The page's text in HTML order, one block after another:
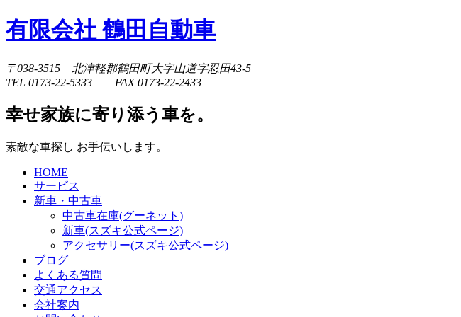
有限会社 鶴田自動車
〒038-3515 北津軽郡鶴田町大字山道字忍田43-5
TEL 0173-22-5333 FAX 0173-22-2433
幸せ家族に寄り添う車を。
素敵な車探し お手伝いします。
HOME
サービス
新車・中古車
中古車在庫(グーネット)
新車(スズキ公式ページ)
アクセサリー(スズキ公式ページ)
ブログ
よくある質問
交通アクセス
会社案内